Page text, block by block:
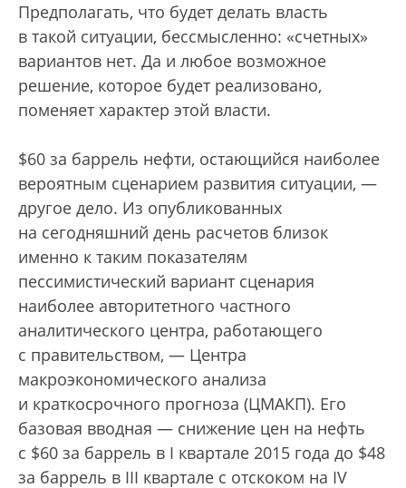
Предполагать, что будет делать власть
в такой ситуации, бессмысленно: «счетных»
вариантов нет. Да и любое возможное
решение, которое будет реализовано,
поменяет характер этой власти.
$60 за баррель нефти, остающийся наиболее
вероятным сценарием развития ситуации, —
другое дело. Из опубликованных
на сегодняшний день расчетов близок
именно к таким показателям
пессимистический вариант сценария
наиболее авторитетного частного
аналитического центра, работающего
с правительством, — Центра
макроэкономического анализа
и краткосрочного прогноза (ЦМАКП). Его
базовая вводная — снижение цен на нефть
с $60 за баррель в I квартале 2015 года до $48
за баррель в III квартале с отскоком на IV